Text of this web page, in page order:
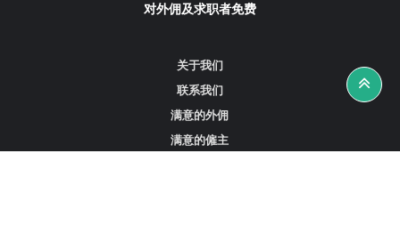
对外佣及求职者免费
关于我们
联系我们
满意的外佣
满意的僱主